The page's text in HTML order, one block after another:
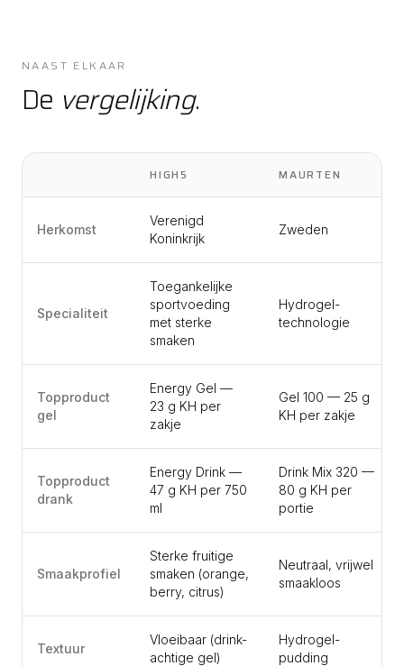
NAAST ELKAAR
De vergelijking.
HIGH5 MAURTEN
Herkomst
Verenigd
Koninkrijk
Zweden
Specialiteit
Toegankelijke
sportvoeding
met sterke
smaken
Hydrogel-
technologie
Topproduct
gel
Energy Gel —
23 g KH per
zakje
Gel 100 — 25 g
KH per zakje
Topproduct
drank
Energy Drink —
47 g KH per 750
ml
Drink Mix 320 —
80 g KH per
portie
Smaakprofiel
Sterke fruitige
smaken (orange,
berry, citrus)
Neutraal, vrijwel
smaakloos
Textuur
Vloeibaar (drink-
achtige gel)
Hydrogel-
pudding